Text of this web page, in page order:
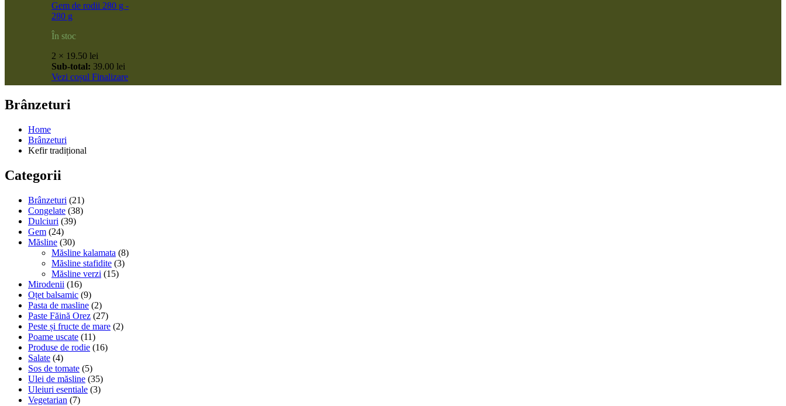
Gem de rodii 280 g -
280 g
În stoc
2 × 19.50 lei
Sub-total: 39.00 lei
Vezi coșul Finalizare
Brânzeturi
Home
Brânzeturi
Kefir tradițional
Categorii
Brânzeturi (21)
Congelate (38)
Dulciuri (39)
Gem (24)
Măsline (30)
Măsline kalamata (8)
Măsline stafidite (3)
Măsline verzi (15)
Mirodenii (16)
Oțet balsamic (9)
Pasta de masline (2)
Paste Făină Orez (27)
Peste și fructe de mare (2)
Poame uscate (11)
Produse de rodie (16)
Salate (4)
Sos de tomate (5)
Ulei de măsline (35)
Uleiuri esentiale (3)
Vegetarian (7)